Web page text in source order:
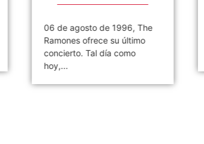
06 de agosto de 1996, The
Ramones ofrece su último
concierto. Tal día como
hoy,...